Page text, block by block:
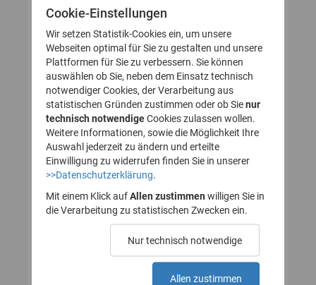
Mail-Adresse an
E-Mail-Adresse
Probleme beim Empfang der
Cookie-Einstellungen
Wir setzen Statistik-Cookies ein, um unsere
Webseiten optimal für Sie zu gestalten und unsere
Plattformen für Sie zu verbessern. Sie können
auswählen ob Sie, neben dem Einsatz technisch
notwendiger Cookies, der Verarbeitung aus
statistischen Gründen zustimmen oder ob Sienur
technisch notwendigeCookies zulassen wollen.
Weitere Informationen, sowie die Möglichkeit Ihre
Auswahl jederzeit zu ändern und erteilte
Einwilligung zu widerrufen finden Sie in unserer
>>Datenschutzerklärung.
Mit einem Klick aufAllen zustimmen willigen Sie in
die Verarbeitung zu statistischen Zwecken ein.
Nur technisch notwendige
Allen zustimmen